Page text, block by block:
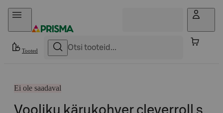
Otse sisu juurde
Tooted
Ei ole saadaval
Vooliku kärukohver cleverroll s